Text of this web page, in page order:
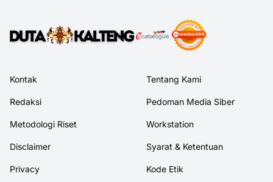
Kontak Tentang Kami
Redaksi Pedoman Media Siber
Metodologi Riset Workstation
Disclaimer Syarat & Ketentuan
Privacy Kode Etik